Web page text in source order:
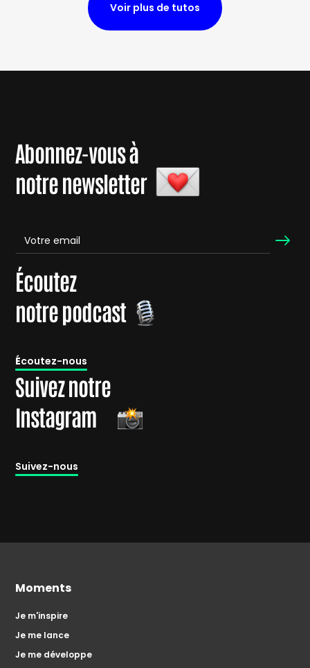
Voir plus de tutos
Abonnez-vous à
notre newsletter
Écoutez
notre podcast
Écoutez-nous
Suivez notre
Instagram
Suivez-nous
Moments
Je m'inspire
Je me lance
Je me développe